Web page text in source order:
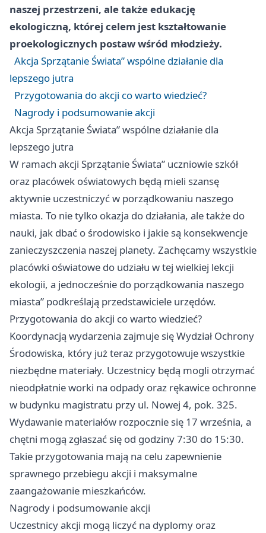
naszej przestrzeni, ale także edukację
ekologiczną, której celem jest kształtowanie
proekologicznych postaw wśród młodzieży.
Akcja Sprzątanie Świata” wspólne działanie dla
lepszego jutra
Przygotowania do akcji co warto wiedzieć?
Nagrody i podsumowanie akcji
Akcja Sprzątanie Świata” wspólne działanie dla
lepszego jutra
W ramach akcji Sprzątanie Świata” uczniowie szkół
oraz placówek oświatowych będą mieli szansę
aktywnie uczestniczyć w porządkowaniu naszego
miasta. To nie tylko okazja do działania, ale także do
nauki, jak dbać o środowisko i jakie są konsekwencje
zanieczyszczenia naszej planety. Zachęcamy wszystkie
placówki oświatowe do udziału w tej wielkiej lekcji
ekologii, a jednocześnie do porządkowania naszego
miasta” podkreślają przedstawiciele urzędów.
Przygotowania do akcji co warto wiedzieć?
Koordynacją wydarzenia zajmuje się Wydział Ochrony
Środowiska, który już teraz przygotowuje wszystkie
niezbędne materiały. Uczestnicy będą mogli otrzymać
nieodpłatnie worki na odpady oraz rękawice ochronne
w budynku magistratu przy ul. Nowej 4, pok. 325.
Wydawanie materiałów rozpocznie się 17 września, a
chętni mogą zgłaszać się od godziny 7:30 do 15:30.
Takie przygotowania mają na celu zapewnienie
sprawnego przebiegu akcji i maksymalne
zaangażowanie mieszkańców.
Nagrody i podsumowanie akcji
Uczestnicy akcji mogą liczyć na dyplomy oraz